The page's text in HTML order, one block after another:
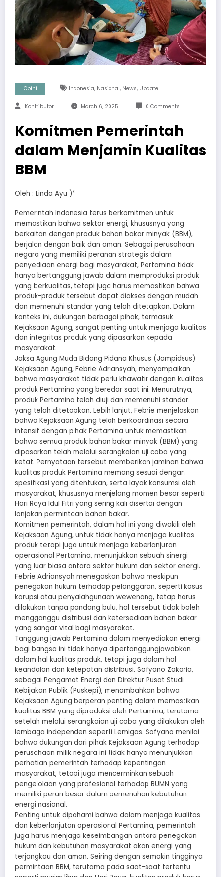
Opini Indonesia, Nasional, News, Update
Kontributor March 6, 2025 0 Comments
Komitmen Pemerintah
dalam Menjamin Kualitas
BBM
Oleh : Linda Ayu )*
Pemerintah Indonesia terus berkomitmen untuk
memastikan bahwa sektor energi, khususnya yang
berkaitan dengan produk bahan bakar minyak (BBM),
berjalan dengan baik dan aman. Sebagai perusahaan
negara yang memiliki peranan strategis dalam
penyediaan energi bagi masyarakat, Pertamina tidak
hanya bertanggung jawab dalam memproduksi produk
yang berkualitas, tetapi juga harus memastikan bahwa
produk-produk tersebut dapat diakses dengan mudah
dan memenuhi standar yang telah ditetapkan. Dalam
konteks ini, dukungan berbagai pihak, termasuk
Kejaksaan Agung, sangat penting untuk menjaga kualitas
dan integritas produk yang dipasarkan kepada
masyarakat.
Jaksa Agung Muda Bidang Pidana Khusus (Jampidsus)
Kejaksaan Agung, Febrie Adriansyah, menyampaikan
bahwa masyarakat tidak perlu khawatir dengan kualitas
produk Pertamina yang beredar saat ini. Menurutnya,
produk Pertamina telah diuji dan memenuhi standar
yang telah ditetapkan. Lebih lanjut, Febrie menjelaskan
bahwa Kejaksaan Agung telah berkoordinasi secara
intensif dengan pihak Pertamina untuk memastikan
bahwa semua produk bahan bakar minyak (BBM) yang
dipasarkan telah melalui serangkaian uji coba yang
ketat. Pernyataan tersebut memberikan jaminan bahwa
kualitas produk Pertamina memang sesuai dengan
spesifikasi yang ditentukan, serta layak konsumsi oleh
masyarakat, khususnya menjelang momen besar seperti
Hari Raya Idul Fitri yang sering kali disertai dengan
lonjakan permintaan bahan bakar.
Komitmen pemerintah, dalam hal ini yang diwakili oleh
Kejaksaan Agung, untuk tidak hanya menjaga kualitas
produk tetapi juga untuk menjaga keberlanjutan
operasional Pertamina, menunjukkan sebuah sinergi
yang luar biasa antara sektor hukum dan sektor energi.
Febrie Adriansyah menegaskan bahwa meskipun
penegakan hukum terhadap pelanggaran, seperti kasus
korupsi atau penyalahgunaan wewenang, tetap harus
dilakukan tanpa pandang bulu, hal tersebut tidak boleh
mengganggu distribusi dan ketersediaan bahan bakar
yang sangat vital bagi masyarakat.
Tanggung jawab Pertamina dalam menyediakan energi
bagi bangsa ini tidak hanya dipertanggungjawabkan
dalam hal kualitas produk, tetapi juga dalam hal
keandalan dan ketepatan distribusi. Sofyano Zakaria,
sebagai Pengamat Energi dan Direktur Pusat Studi
Kebijakan Publik (Puskepi), menambahkan bahwa
Kejaksaan Agung berperan penting dalam memastikan
kualitas BBM yang diproduksi oleh Pertamina, terutama
setelah melalui serangkaian uji coba yang dilakukan oleh
lembaga independen seperti Lemigas. Sofyano menilai
bahwa dukungan dari pihak Kejaksaan Agung terhadap
perusahaan milik negara ini tidak hanya menunjukkan
perhatian pemerintah terhadap kepentingan
masyarakat, tetapi juga mencerminkan sebuah
pengelolaan yang profesional terhadap BUMN yang
memiliki peran besar dalam pemenuhan kebutuhan
energi nasional.
Penting untuk dipahami bahwa dalam menjaga kualitas
dan keberlanjutan operasional Pertamina, pemerintah
juga harus menjaga keseimbangan antara penegakan
hukum dan kebutuhan masyarakat akan energi yang
terjangkau dan aman. Seiring dengan semakin tingginya
permintaan BBM, terutama pada saat-saat tertentu